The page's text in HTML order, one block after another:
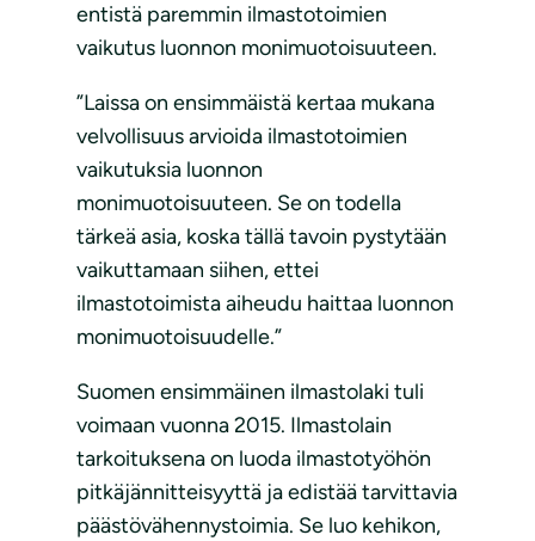
entistä paremmin ilmastotoimien
vaikutus luonnon monimuotoisuuteen.
”Laissa on ensimmäistä kertaa mukana
velvollisuus arvioida ilmastotoimien
vaikutuksia luonnon
monimuotoisuuteen. Se on todella
tärkeä asia, koska tällä tavoin pystytään
vaikuttamaan siihen, ettei
ilmastotoimista aiheudu haittaa luonnon
monimuotoisuudelle.”
Suomen ensimmäinen ilmastolaki tuli
voimaan vuonna 2015. Ilmastolain
tarkoituksena on luoda ilmastotyöhön
pitkäjännitteisyyttä ja edistää tarvittavia
päästövähennystoimia. Se luo kehikon,